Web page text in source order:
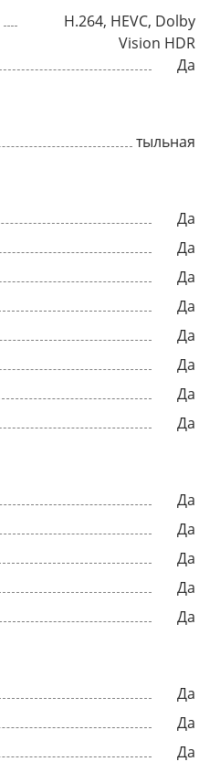
H.264, HEVC, Dolby
Vision HDR
Да
тыльная
Да
Да
Да
Да
Да
Да
Да
Да
Да
Да
Да
Да
Да
Да
Да
Да